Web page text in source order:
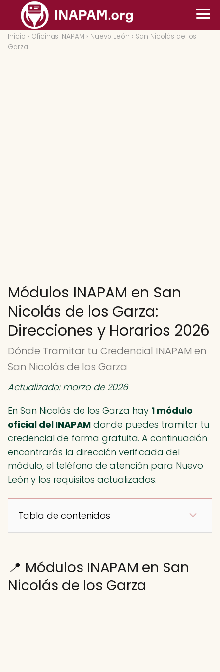
Inicio › Oficinas INAPAM › Nuevo León › San Nicolás de los
Garza
Módulos INAPAM en San
Nicolás de los Garza:
Direcciones y Horarios 2026
Dónde Tramitar tu Credencial INAPAM en
San Nicolás de los Garza
Actualizado: marzo de 2026
En San Nicolás de los Garza hay 1 módulo
oficial del INAPAM donde puedes tramitar tu
credencial de forma gratuita. A continuación
encontrarás la dirección verificada del
módulo, el teléfono de atención para Nuevo
León y los requisitos actualizados.
Tabla de contenidos
📍 Módulos INAPAM en San
Nicolás de los Garza